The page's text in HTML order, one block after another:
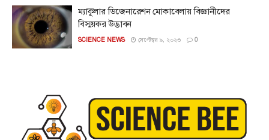
ম্যাকুলার ডিজেনারেশন মোকাবেলায় বিজ্ঞানীদের
বিস্ময়কর উদ্ভাবন
SCIENCE NEWS সেপ্টেম্বর ৯, ২০২৩ 0